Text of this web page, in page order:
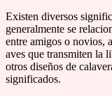
Existen diversos
generalmente se
entre amigos o novios,
aves que transmiten la
otros diseños de
significados.